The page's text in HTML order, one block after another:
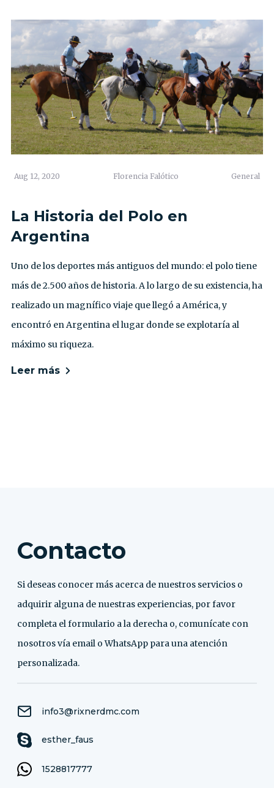
Aug 12, 2020 Florencia Falótico General
La Historia del Polo en
Argentina
Uno de los deportes más antiguos del mundo: el polo tiene
más de 2.500 años de historia. A lo largo de su existencia, ha
realizado un magnífico viaje que llegó a América, y
encontró en Argentina el lugar donde se explotaría al
máximo su riqueza.
Leer más
Contacto
Si deseas conocer más acerca de nuestros servicios o
adquirir alguna de nuestras experiencias, por favor
completa el formulario a la derecha o, comunícate con
nosotros vía email o WhatsApp para una atención
personalizada.
info3@rixnerdmc.com
esther_faus
1528817777